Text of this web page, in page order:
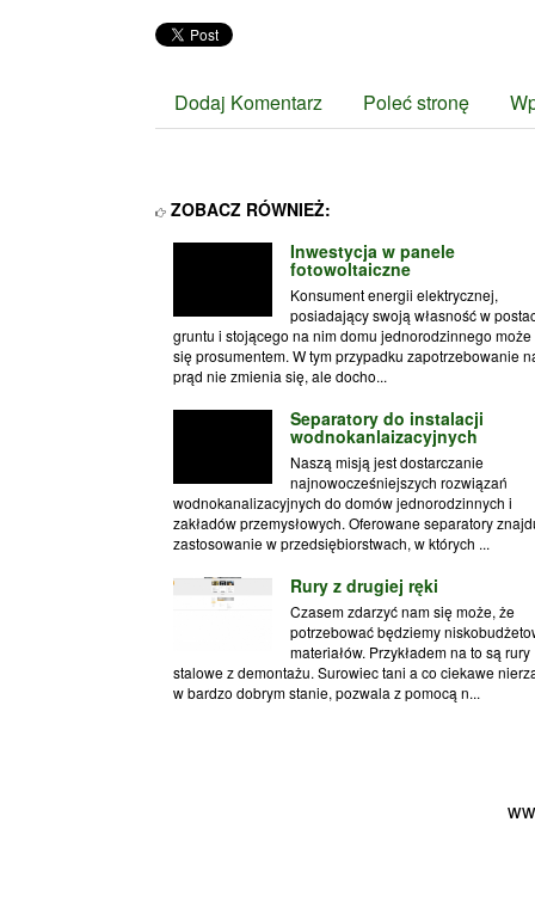
Dodaj Komentarz Poleć stronę
ZOBACZ RÓWNIEŻ:
Inwestycja w panele
fotowoltaiczne
Konsument energii elektrycznej,
posiadający swoją własność w
gruntu i stojącego na nim domu jednorodzinnego może
się prosumentem. W tym przypadku zapotrzebowanie
prąd nie zmienia się, ale docho...
Separatory do instalacji
wodnokanlaizacyjnych
Naszą misją jest dostarczanie
najnowocześniejszych rozwiązań
wodnokanalizacyjnych do domów jednorodzinnych i
zakładów przemysłowych. Oferowane separatory
zastosowanie w przedsiębiorstwach, w których ...
Rury z drugiej ręki
Czasem zdarzyć nam się może, że
potrzebować będziemy
materiałów. Przykładem na to są rury
stalowe z demontażu. Surowiec tani a co ciekawe
w bardzo dobrym stanie, pozwala z pomocą n...